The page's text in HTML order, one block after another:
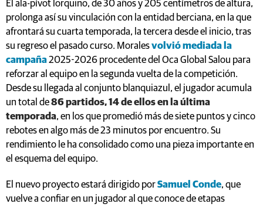
El ala-pívot lorquino, de 30 años y 205 centímetros de altura,
prolonga así su vinculación con la entidad berciana, en la que
afrontará su cuarta temporada, la tercera desde el inicio, tras
su regreso el pasado curso. Moralesvolvió mediada la
campaña2025-2026 procedente del Oca Global Salou para
reforzar al equipo en la segunda vuelta de la competición.
Desde su llegada al conjunto blanquiazul, el jugador acumula
un total de86 partidos, 14 de ellos en la última
temporada, en los que promedió más de siete puntos y cinco
rebotes en algo más de 23 minutos por encuentro. Su
rendimiento le ha consolidado como una pieza importante en
el esquema del equipo.
El nuevo proyecto estará dirigido porSamuel Conde, que
vuelve a confiar en un jugador al que conoce de etapas